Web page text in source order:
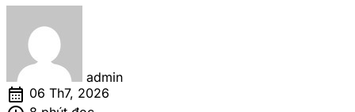
admin
calendar_month 06 Th7, 2026